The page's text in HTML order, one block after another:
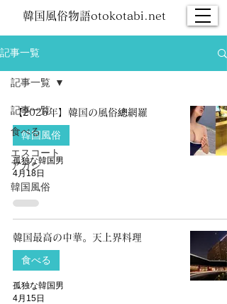
韓国風俗物語otokotabi.net
記事一覧
記事一覧
食べる
エスコート
アガシ
韓国風俗
記事一覧
【2026年】韓国の風俗總網羅
韓国風俗
孤独な韓国男
4月18日
韓国最高の中華。天上界料理
食べる
孤独な韓国男
4月15日